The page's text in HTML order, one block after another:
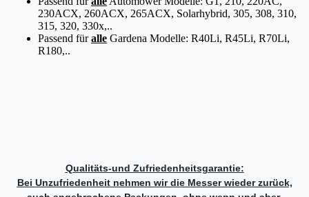
230ACX, 260ACX, 265ACX, Solarhybrid, 305, 308, 310,
315, 320, 330x,..
Passend füralle Gardena Modelle: R40Li, R45Li, R70Li,
R180,..
Qualitäts-und Zufriedenheitsgarantie:
Bei Unzufriedenheit nehmen wir die Messer wieder zurück,